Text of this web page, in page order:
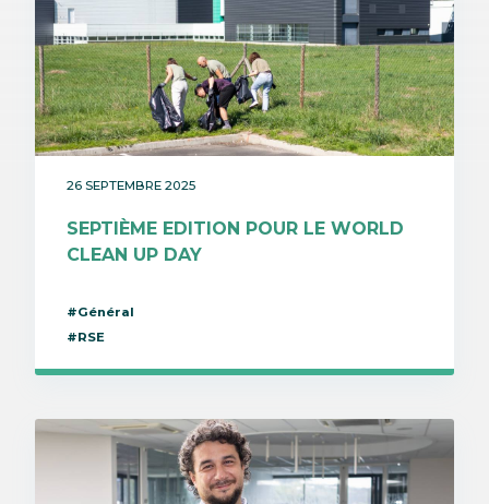
26 SEPTEMBRE 2025
SEPTIÈME EDITION POUR LE WORLD
CLEAN UP DAY
#Général
#RSE